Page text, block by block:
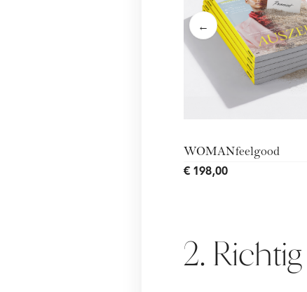
←
WOMANfeelgood
€ 198,00
2.